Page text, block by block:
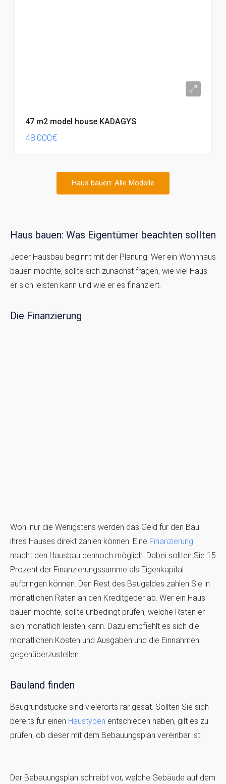
47 m2 model house KADAGYS
48.000€
Haus bauen: Alle Modelle
Haus bauen: Was Eigentümer beachten sollten
Jeder Hausbau beginnt mit der Planung. Wer ein Wohnhaus
bauen möchte, sollte sich zunächst fragen, wie viel Haus
er sich leisten kann und wie er es finanziert.
Die Finanzierung
Wohl nur die Wenigstens werden das Geld für den Bau
ihres Hauses direkt zahlen können. Eine Finanzierung
macht den Hausbau dennoch möglich. Dabei sollten Sie 15
Prozent der Finanzierungssumme als Eigenkapital
aufbringen können. Den Rest des Baugeldes zahlen Sie in
monatlichen Raten an den Kreditgeber ab. Wer ein Haus
bauen möchte, sollte unbedingt prüfen, welche Raten er
sich monatlich leisten kann. Dazu empfiehlt es sich die
monatlichen Kosten und Ausgaben und die Einnahmen
gegenüberzustellen.
Bauland finden
Baugrundstücke sind vielerorts rar gesät. Sollten Sie sich
bereits für einen Haustypen entschieden haben, gilt es zu
prüfen, ob dieser mit dem Bebauungsplan vereinbar ist.
Der Bebauungsplan schreibt vor, welche Gebäude auf dem